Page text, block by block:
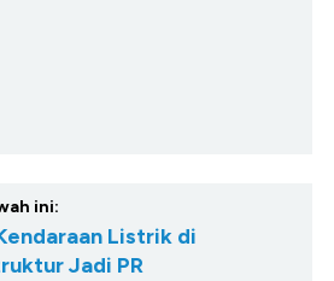
ini:
Listrik di
Jadi PR